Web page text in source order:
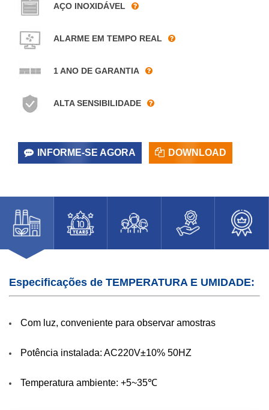
AÇO INOXIDÁVEL
ALARME EM TEMPO REAL
1 ANO DE GARANTIA
ALTA SENSIBILIDADE
INFORME-SE AGORA DOWNLOAD
Especificações de TEMPERATURA E UMIDADE:
Com luz, conveniente para observar amostras
Potência instalada: AC220V±10% 50HZ
Temperatura ambiente: +5~35℃